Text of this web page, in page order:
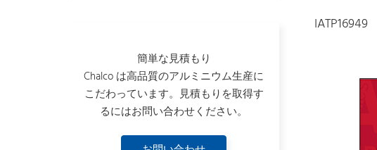
簡単な見積もり
Chalco は高品質のアルミニウム生産に
こだわっています。見積もりを取得す
るにはお問い合わせください。
IATP16949